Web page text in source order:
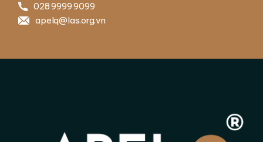
028 9999 9099
apelq@las.org.vn